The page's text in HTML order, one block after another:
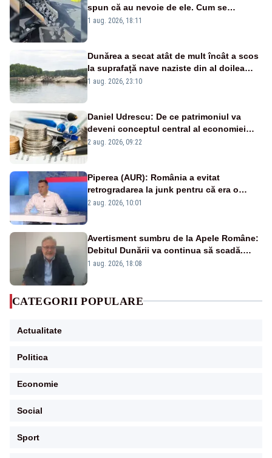
spun că au nevoie de ele. Cum se
pasează vina în plină criză energetică
1 aug. 2026, 18:11
Dunărea a secat atât de mult încât a scos
la suprafață nave naziste din al doilea
război mondial
1 aug. 2026, 23:10
Daniel Udrescu: De ce patrimoniul va
deveni conceptul central al economiei
viitoare?
2 aug. 2026, 09:22
Piperea (AUR): România a evitat
retrogradarea la junk pentru că era o
catastrofă pentru bănci și fondurile de
2 aug. 2026, 10:01
Avertisment sumbru de la Apele Române:
Debitul Dunării va continua să scadă.
Cernavodă s-ar putea închide în 4 zile
1 aug. 2026, 18:08
CATEGORII POPULARE
Actualitate
Politica
Economie
Social
Sport